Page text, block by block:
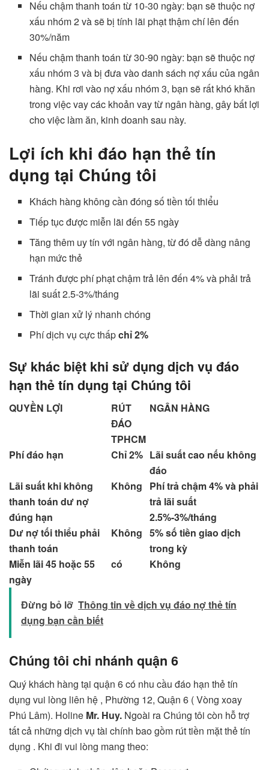
Nếu chậm thanh toán từ 10-30 ngày: bạn sẽ thuộc nợ
xấu nhóm 2 và sẽ bị tính lãi phạt thậm chí lên đến
30%/năm
Nếu chậm thanh toán từ 30-90 ngày: bạn sẽ thuộc nợ
xấu nhóm 3 và bị đưa vào danh sách nợ xấu của ngân
hàng. Khi rơi vào nợ xấu nhóm 3, bạn sẽ rất khó khăn
trong việc vay các khoản vay từ ngân hàng, gây bất lợi
cho việc làm ăn, kinh doanh sau này.
Lợi ích khi đáo hạn thẻ tín
dụng tại Chúng tôi
Khách hàng không cần đóng số tiền tối thiểu
Tiếp tục được miễn lãi đến 55 ngày
Tăng thêm uy tín với ngân hàng, từ đó dễ dàng nâng
hạn mức thẻ
Tránh được phí phạt chậm trả lên đến 4% và phải trả
lãi suất 2.5-3%/tháng
Thời gian xử lý nhanh chóng
Phí dịch vụ cực thấpchỉ 2%
Sự khác biệt khi sử dụng dịch vụ đáo
hạn thẻ tín dụng tại Chúng tôi
QUYỀN LỢI
RÚT
ĐÁO
TPHCM
NGÂN HÀNG
Phíđáo hạn Chỉ 2% Lãi suất cao nếu không
đáo
Lãi suất khi không
thanh toán dư nợ
đúng hạn
Không
Phí trả chậm 4% và phải
trả lãi suất
2.5%-3%/tháng
Dư nợ tối thiểu phải
thanh toán
Không 5% số tiền giao dịch
trong kỳ
Miễn lãi 45 hoặc 55
ngày
có Không
Đừng bỏ lỡ Thông tin về dịch vụ đáo nợ thẻ tín
dụng bạn cần biết
Chúng tôi chi nhánh quận 6
Quý khách hàng tại quận 6 có nhu cầu đáo hạn thẻ tín
dụng vui lòng liên hệ , Phường 12, Quận 6 ( Vòng xoay
Phú Lâm). Holine Mr. Huy. Ngoài ra Chúng tôi còn hỗ trợ
tất cả những dịch vụ tài chính bao gồm rút tiền mặt thẻ tín
dụng . Khi đi vui lòng mang theo: